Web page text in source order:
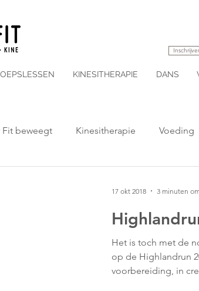
KINESITHERAPIE DANS
Fit beweegt Kinesitherapie Voeding
Het is toch met de
op de Highlandrun
voorbereiding, in
17 okt 2018 3 minuten